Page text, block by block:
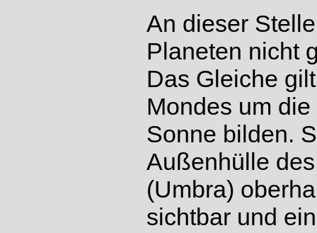
An dieser
Planeten nicht
Das Gleiche
Mondes um
Sonne bilden.
Außenhülle
(Umbra)
sichtbar und